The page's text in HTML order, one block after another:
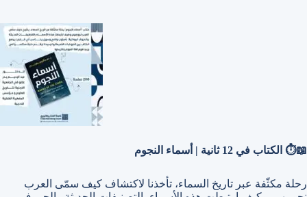
الكتاب في 12 ثانية | أسماء النجوم ⏱️📖
رحلة مكثّفة عبر تاريخ السماء، تأخذنا لاكتشاف كيف سمّى العرب